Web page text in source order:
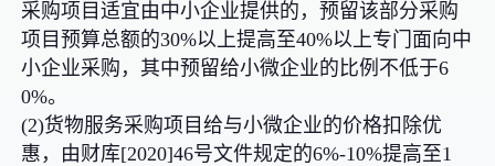
采购项目适宜由中小企业提供的，预留该部分采购
项目预算总额的30%以上提高至40%以上专门面向中
小企业采购，其中预留给小微企业的比例不低于6
0%。
(2)货物服务采购项目给与小微企业的价格扣除优
惠，由财库[2020]46号文件规定的6%-10%提高至1